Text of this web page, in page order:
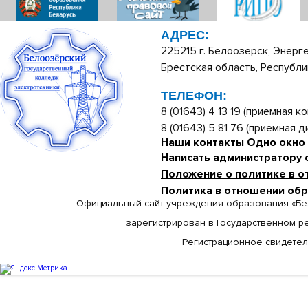
АДРЕС:
225215 г. Белоозерск,
Брестская область,
ТЕЛЕФОН:
8 (01643) 4 13 19 (приемная
8 (01643) 5 81 76 (приемная
Наши контакты Одно окно
Написать администратору
Положение о политике в
Политика в отношении
Официальный сайт учреждения образования
зарегистрирован в Государственном
Регистрационное